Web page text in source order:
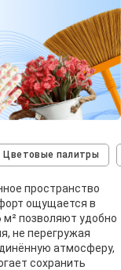
Цветовые палитры
пространство
ощущается в
позволяют удобно
не перегружая
атмосферу,
сохранить